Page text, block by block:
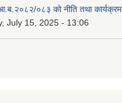
०८३ को नीति तथा कार्यक्रम
July 15, 2025 - 13:06